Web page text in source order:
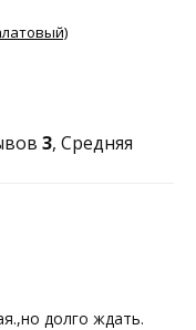
3, Средняя
долго ждать.